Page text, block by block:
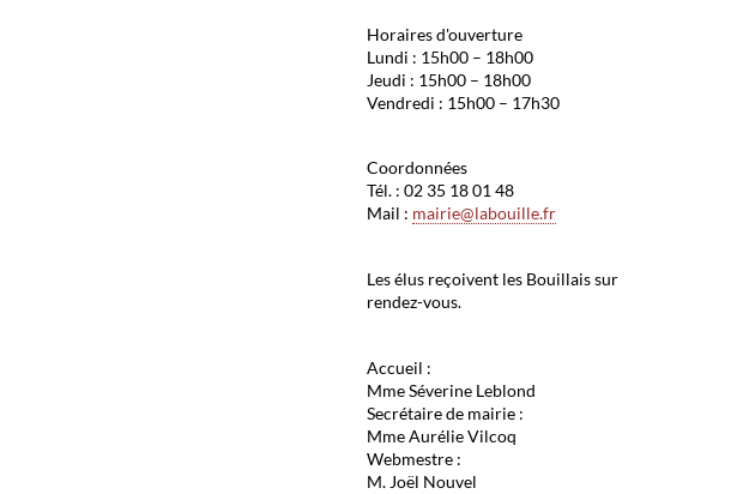
Horaires d'ouverture
Lundi : 15h00 – 18h00
Jeudi : 15h00 – 18h00
Vendredi : 15h00 – 17h30
Coordonnées
Tél. : 02 35 18 01 48
Mail : mairie@labouille.fr
Les élus reçoivent les Bouillais sur
rendez-vous.
Accueil :
Mme Séverine Leblond
Secrétaire de mairie :
Mme Aurélie Vilcoq
Webmestre :
M. Joël Nouvel